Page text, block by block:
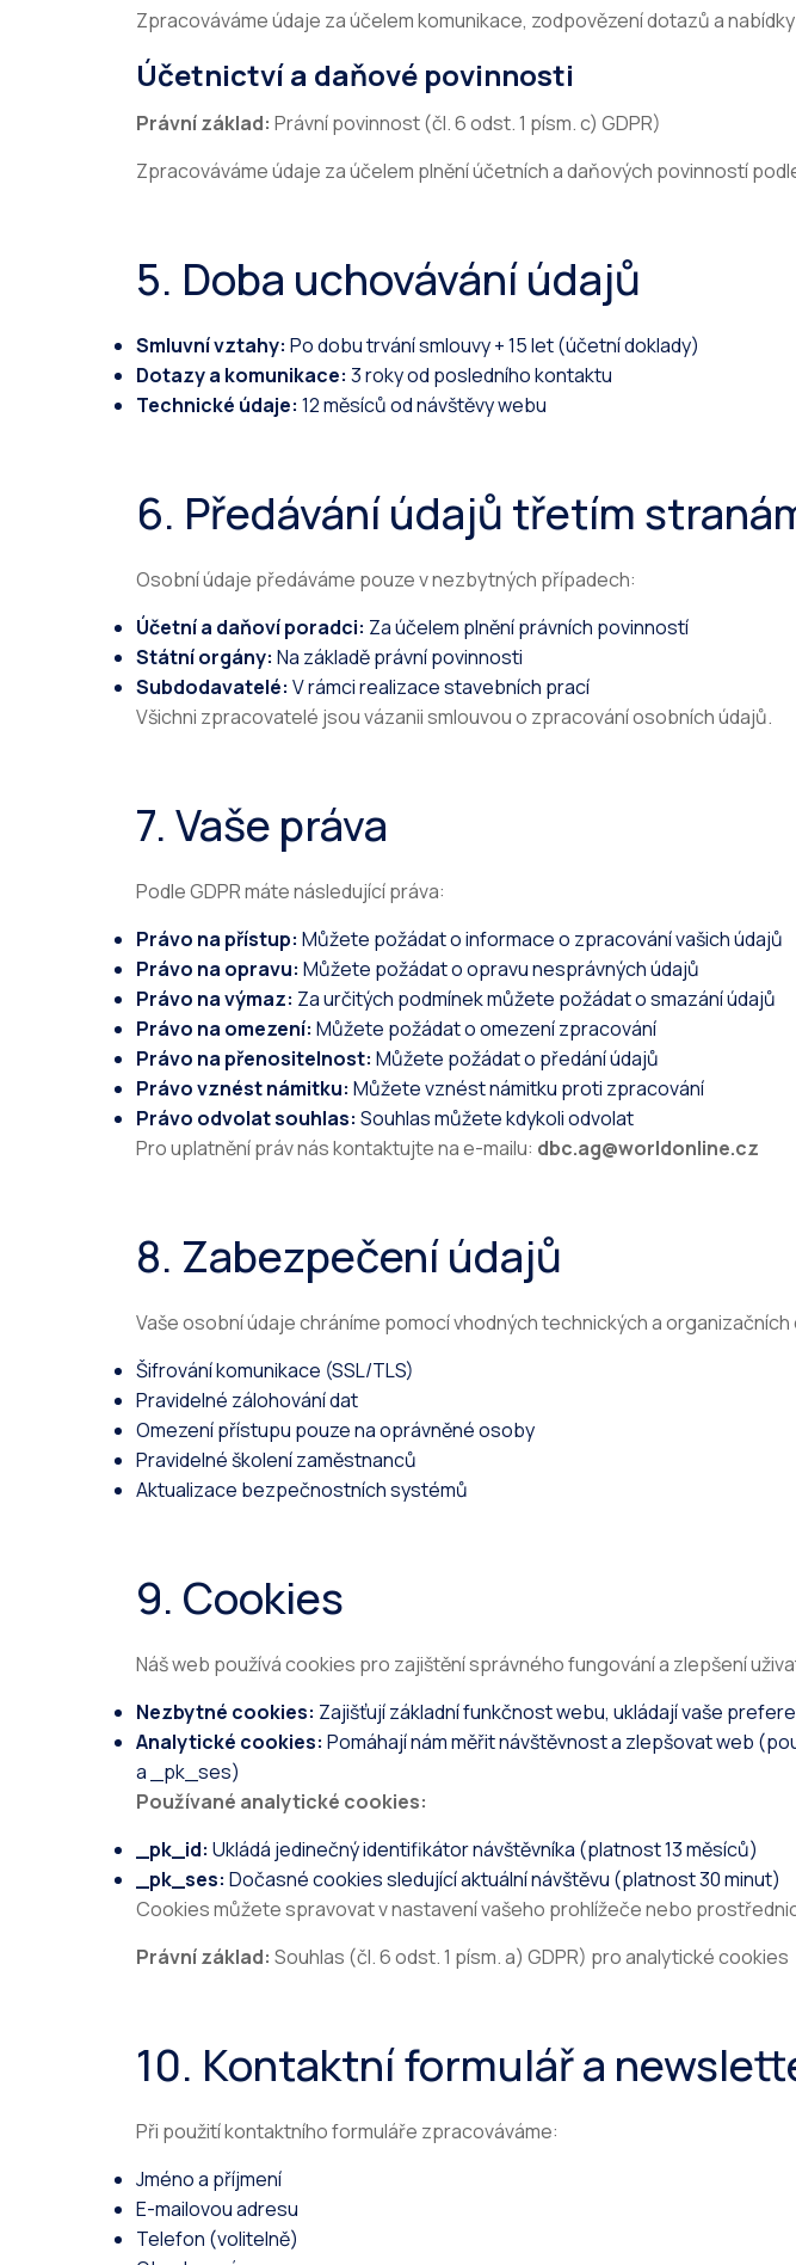
Zpracováváme údaje za účelem komunikace, zodpovězení dotazů a
Účetnictví a daňové povinnosti
Právní základ: Právní povinnost (čl. 6 odst. 1 písm. c) GDPR)
Zpracováváme údaje za účelem plnění účetních a daňových povinností
5. Doba uchovávání údajů
Smluvní vztahy: Po dobu trvání smlouvy + 15 let (účetní doklady)
Dotazy a komunikace: 3 roky od posledního kontaktu
Technické údaje: 12 měsíců od návštěvy webu
6. Předávání údajů třetím
Osobní údaje předáváme pouze v nezbytných případech:
Účetní a daňoví poradci: Za účelem plnění právních povinností
Státní orgány: Na základě právní povinnosti
Subdodavatelé: V rámci realizace stavebních prací
Všichni zpracovatelé jsou vázanii smlouvou o zpracování osobních údajů.
7. Vaše práva
Podle GDPR máte následující práva:
Právo na přístup: Můžete požádat o informace o zpracování vašich údajů
Právo na opravu: Můžete požádat o opravu nesprávných údajů
Právo na výmaz: Za určitých podmínek můžete požádat o smazání údajů
Právo na omezení: Můžete požádat o omezení zpracování
Právo na přenositelnost: Můžete požádat o předání údajů
Právo vznést námitku: Můžete vznést námitku proti zpracování
Právo odvolat souhlas: Souhlas můžete kdykoli odvolat
Pro uplatnění práv nás kontaktujte na e-mailu: dbc.ag@worldonline.cz
8. Zabezpečení údajů
Vaše osobní údaje chráníme pomocí vhodných technických a
Šifrování komunikace (SSL/TLS)
Pravidelné zálohování dat
Omezení přístupu pouze na oprávněné osoby
Pravidelné školení zaměstnanců
Aktualizace bezpečnostních systémů
9. Cookies
Náš web používá cookies pro zajištění správného fungování a zlepšení
Nezbytné cookies: Zajišťují základní funkčnost webu, ukládají vaše
Analytické cookies: Pomáhají nám měřit návštěvnost a zlepšovat web
a _pk_ses)
Používané analytické cookies:
_pk_id: Ukládá jedinečný identifikátor návštěvníka (platnost 13 měsíců)
_pk_ses: Dočasné cookies sledující aktuální návštěvu (platnost 30 minut)
Cookies můžete spravovat v nastavení vašeho prohlížeče nebo
Právní základ: Souhlas (čl. 6 odst. 1 písm. a) GDPR) pro analytické cookies
10. Kontaktní formulář a
Při použití kontaktního formuláře zpracováváme:
Jméno a příjmení
E-mailovou adresu
Telefon (volitelně)